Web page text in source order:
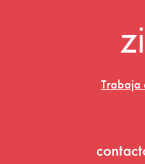
Trabaja